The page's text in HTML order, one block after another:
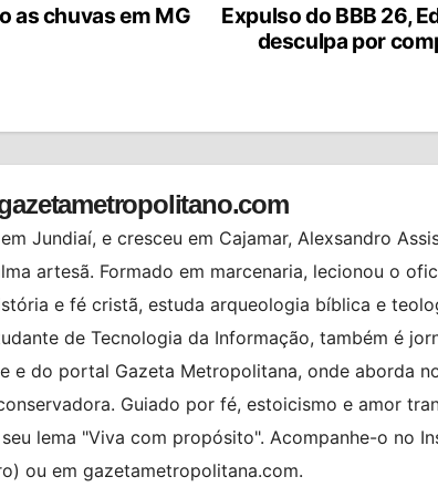
Expulso do BBB 26,
desculpa por
as chuvas em MG
Jundiaí, e cresceu em Cajamar, Alexsandro
artesã. Formado em marcenaria, lecionou o
e fé cristã, estuda arqueologia bíblica e
de Tecnologia da Informação, também é
e do portal Gazeta Metropolitana, onde aborda
Guiado por fé, estoicismo e amor
lema "Viva com propósito". Acompanhe-o no
ou em gazetametropolitana.com.